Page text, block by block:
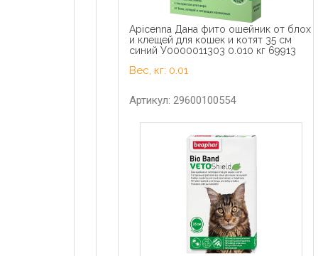
Apicenna Дана фито ошейник от блох
и клещей для кошек и котят 35 см
синий У0000011303 0.010 кг 69913
Вес, кг: 0.01
Артикул: 29600100554